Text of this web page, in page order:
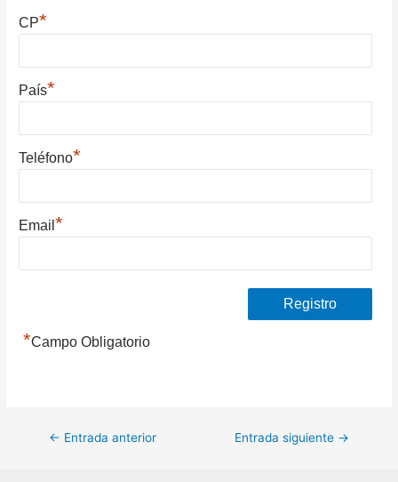
CP*
País*
Teléfono*
Email*
*Campo Obligatorio
Navegación
← Entrada anterior Entrada siguiente →